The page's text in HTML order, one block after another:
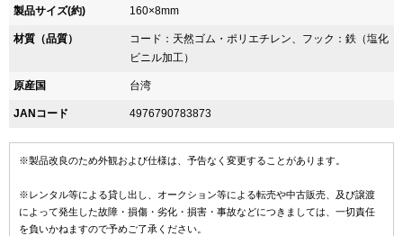
製品サイズ(約) 160×8mm
材質（品質）
コード：天然ゴム・ポリエチレン、フック：鉄（塩化
ビニル加工）
原産国 台湾
JANコード 4976790783873
※製品改良のため外観および仕様は、予告なく変更することがあります。
※レンタル等による貸し出し、オークション等による転売や中古販売、及び譲渡
によって発生した故障・損傷・劣化・損害・事故などにつきましては、一切責任
を負いかねますので予めご了承ください。